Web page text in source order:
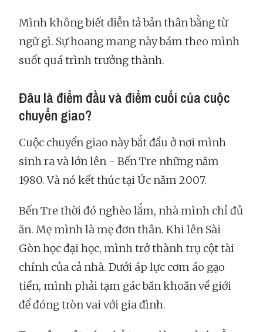
Mình không biết diễn tả bản thân bằng từ
ngữ gì. Sự hoang mang này bám theo mình
suốt quá trình trưởng thành.
Đâu là điểm đầu và điểm cuối của cuộc
chuyển giao?
Cuộc chuyển giao này bắt đầu ở nơi mình
sinh ra và lớn lên - Bến Tre những năm
1980. Và nó kết thúc tại Úc năm 2007.
Bến Tre thời đó nghèo lắm, nhà mình chỉ đủ
ăn. Mẹ mình là mẹ đơn thân. Khi lên Sài
Gòn học đại học, mình trở thành trụ cột tài
chính của cả nhà. Dưới áp lực cơm áo gạo
tiền, mình phải tạm gác băn khoăn về giới
để đóng tròn vai với gia đình.